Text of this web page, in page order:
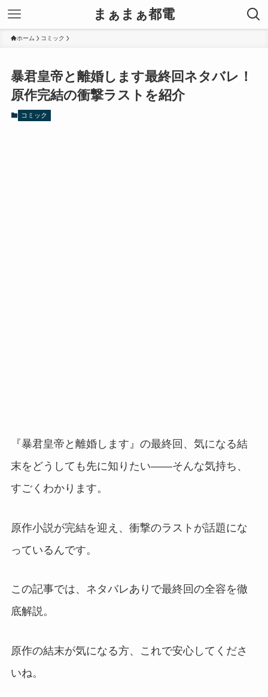
まぁまぁ都電
ホーム コミック
暴君皇帝と離婚します最終回ネタバレ！
原作完結の衝撃ラストを紹介
コミック
『暴君皇帝と離婚します』の最終回、気になる結
末をどうしても先に知りたい——そんな気持ち、
すごくわかります。
原作小説が完結を迎え、衝撃のラストが話題にな
っているんです。
この記事では、ネタバレありで最終回の全容を徹
底解説。
原作の結末が気になる方、これで安心してくださ
いね。